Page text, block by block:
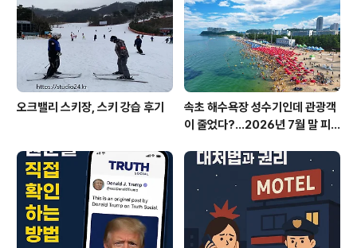
이상체류인구의 3.2~3.4일 숙박, 1인당 평균 카드 사용액
10~11만 원숙박은 게스트하우스, 도미토리, 서핑샵 패..
오크밸리 스키장, 스키 강습 후기
속초 해수욕장 성수기인데 관광객
이 줄었다?…2026년 7월 말 피